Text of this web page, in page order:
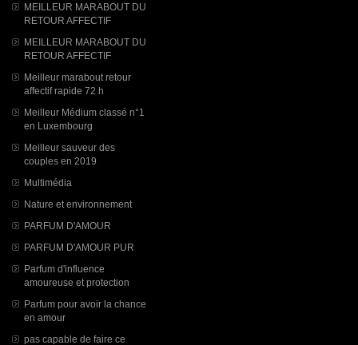
MEILLEUR MARABOUT DU
RETOUR AFFECTIF
MEILLEUR MARABOUT DU
RETOUR AFFECTIF
Meilleur marabout retour
affectif rapide 72 h
Meilleur Médium classé n°1
en Luxembourg
Meilleur sauveur des
couples en 2019
Multimédia
Nature et environnement
PARFUM D'AMOUR
PARFUM D'AMOUR PUR
Parfum d'influence
amoureuse et protection
Parfum pour avoir la chance
en amour
pas capable de faire ce